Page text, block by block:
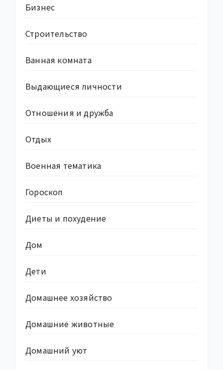
Бизнес
Строительство
Ванная комната
Выдающиеся личности
Отношения и дружба
Отдых
Военная тематика
Гороскоп
Диеты и похудение
Дом
Дети
Домашнее хозяйство
Домашние животные
Домашний уют